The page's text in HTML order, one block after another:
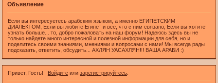
Объявление
Если вы интересуетесь арабским языком, а именно ЕГИПЕТСКИМ
ДИАЛЕКТОМ, Если вы любите Египет и всё, что с ним связано, Если вы хотите
узнать больше... то, добро пожаловать на наш форум! Надеюсь здесь вы не
только найдете много интересной и полезной информации для себя, но и
поделитесь своими знаниями, мнениями и вопросами с нами! Мы всегда рады
подсказать, ответить, обсудить... АХЛЯН УАСАХЛЯН!!! ВАША АРАБИ :)
Привет, Гость! Войдитеили зарегистрируйтесь.